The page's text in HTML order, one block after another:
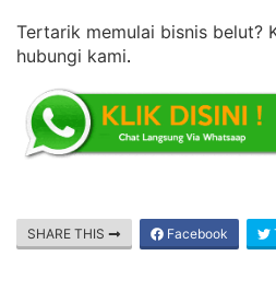
Tertarik memulai bisnis belut?
hubungi kami.
SHARE THIS Facebook